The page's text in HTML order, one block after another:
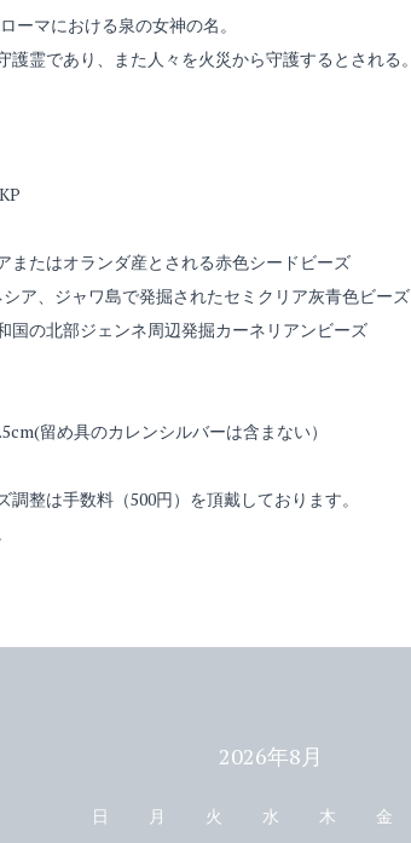
ーマにおける泉の女神の名。
護霊であり、また人々を火災から守護するとされる。
またはオランダ産とされる赤色シードビーズ
ア、ジャワ島で発掘されたセミクリア灰青色ビーズ
国の北部ジェンネ周辺発掘カーネリアンビーズ
留め具のカレンシルバーは含まない）
整は手数料（500円）を頂戴しております。
2026年8月
日 月 火 水 木 金